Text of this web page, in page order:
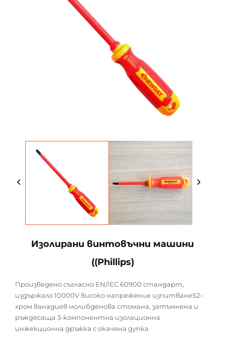
Изолирани винтовъчни машини
((Phillips)
Произведено съгласно EN/IEC 60900 стандарт,
издържало 10000V високо напрежение изпитванеS2-
хром ванадиев молибденова стомана, затъмнена и
ръждясаща 3-компонентна изолационна
инжекционна дръжка с окачена дупка